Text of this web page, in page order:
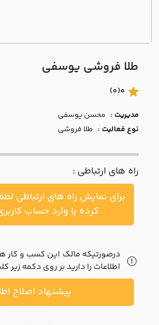
درباره
با ما
مقالات
اخبار
پرسش
متداول
خواست
طلا فروشی يوسفي
0
(0)
مدیریت : محسن يوسفي
نوع فعالیت : طلا فروشی
راه های ارتباطی :
برای نمایش راه های ارتباطی
کرده یا وارد حساب
درصورتیکه مالک این کسب و کار
اطلاعات را دارید بر روی دکمه زیر
پیشنهاد اصلاح